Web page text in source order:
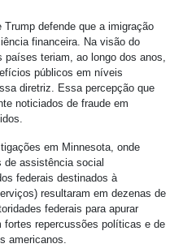
defende que a imigração
financeira. Na visão do
países teriam, ao longo dos anos,
públicos em níveis
diretriz. Essa percepção que
noticiados de fraude em
em Minnesota, onde
de assistência social
federais destinados à
resultaram em dezenas de
federais para apurar
repercussões políticas e de
americanos.